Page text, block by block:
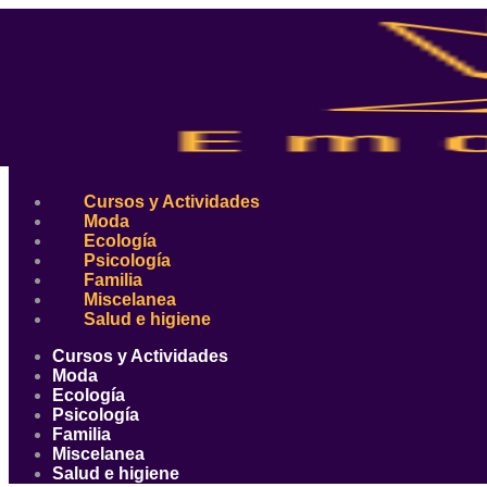
Cursos y Actividades
Moda
Ecología
Psicología
Familia
Miscelanea
Salud e higiene
Cursos y Actividades
Moda
Ecología
Psicología
Familia
Miscelanea
Salud e higiene